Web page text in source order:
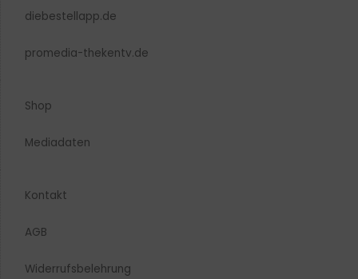
diebestellapp.de
promedia-thekentv.de
Shop
Mediadaten
Kontakt
AGB
Widerrufsbelehrung